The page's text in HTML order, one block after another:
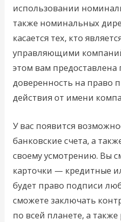
использовании
также номинальных
касается тех, кто
управляющими
этом вам предоставлена
доверенность на право
действия от имени
У вас появится
банковские счета, а
своему усмотрению. Вы
карточки — кредитные
будет право подписи
сможете заключать
по всей планете, а